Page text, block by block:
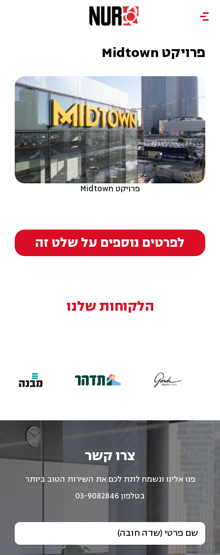
פרויקט Midtown
פרויקט Midtown
לפרטים נוספים על שלט זה
הלקוחות שלנו
צרו קשר
פנו אלינו ונשמח לתת לכם את השירות הטוב ביותר
בטלפון 03-9082846
שם פרטי (שדה חובה)